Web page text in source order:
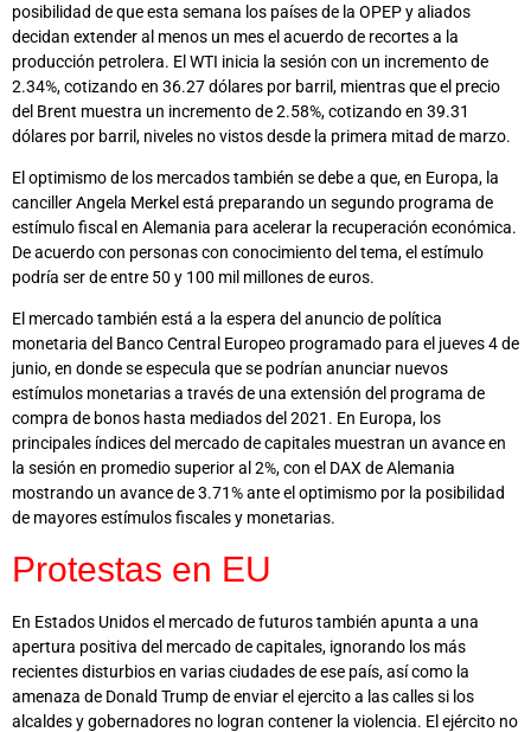
posibilidad de que esta semana los países de la OPEP y aliados
decidan extender al menos un mes el acuerdo de recortes a la
producción petrolera. El WTI inicia la sesión con un incremento de
2.34%, cotizando en 36.27 dólares por barril, mientras que el precio
del Brent muestra un incremento de 2.58%, cotizando en 39.31
dólares por barril, niveles no vistos desde la primera mitad de marzo.
El optimismo de los mercados también se debe a que, en Europa, la
canciller Angela Merkel está preparando un segundo programa de
estímulo fiscal en Alemania para acelerar la recuperación económica.
De acuerdo con personas con conocimiento del tema, el estímulo
podría ser de entre 50 y 100 mil millones de euros.
El mercado también está a la espera del anuncio de política
monetaria del Banco Central Europeo programado para el jueves 4 de
junio, en donde se especula que se podrían anunciar nuevos
estímulos monetarias a través de una extensión del programa de
compra de bonos hasta mediados del 2021. En Europa, los
principales índices del mercado de capitales muestran un avance en
la sesión en promedio superior al 2%, con el DAX de Alemania
mostrando un avance de 3.71% ante el optimismo por la posibilidad
de mayores estímulos fiscales y monetarias.
Protestas en EU
En Estados Unidos el mercado de futuros también apunta a una
apertura positiva del mercado de capitales, ignorando los más
recientes disturbios en varias ciudades de ese país, así como la
amenaza de Donald Trump de enviar el ejercito a las calles si los
alcaldes y gobernadores no logran contener la violencia. El ejército no